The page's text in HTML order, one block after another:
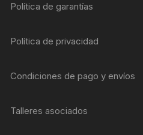
Política de garantías
Política de privacidad
Condiciones de pago y envíos
Talleres asociados